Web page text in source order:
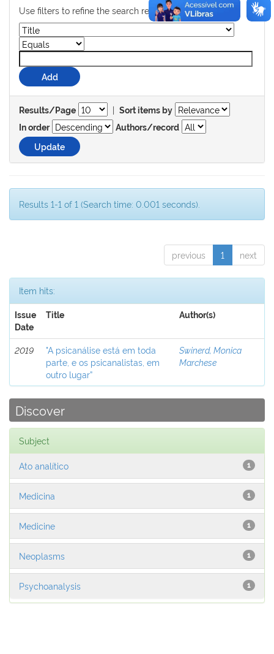
Use filters to refine the search results.
Results/Page | Sort items by
In order
Authors/record
Results 1-1 of 1 (Search time: 0.001 seconds).
previous 1 next
Item hits:
Issue
Date
Title Author(s)
2019
"A psicanálise está em toda
parte, e os psicanalistas, em
outro lugar”
Swinerd, Monica
Marchese
Discover
Subject
1
Ato analítico
1
Medicina
1
Medicine
1
Neoplasms
1
Psychoanalysis